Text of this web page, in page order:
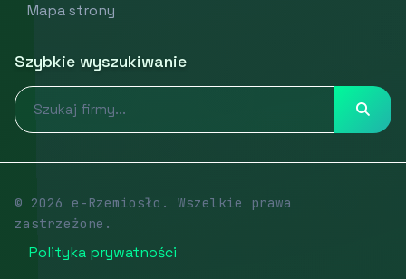
Mapa strony
Szybkie wyszukiwanie
© 2026 e-Rzemiosło. Wszelkie prawa
zastrzeżone.
Polityka prywatności